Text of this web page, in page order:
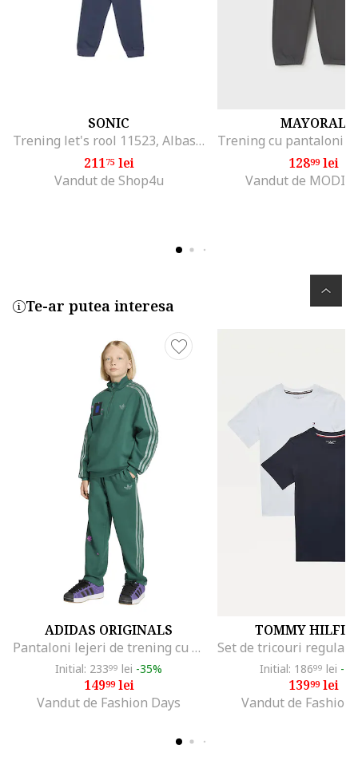
SONIC
Trening let's rool 11523, Albastru
21175lei
Vandut de Shop4u
MAYORAL
12899lei
Vandut de
Te-ar putea interesa
ADIDAS ORIGINALS
Pantaloni lejeri de trening cu cordon Minecraft, Verde
Initial: 23399 lei -35%
14999lei
Vandut de Fashion Days
TOMMY
Initial: 18699 lei -
13999lei
Vandut de Fashion